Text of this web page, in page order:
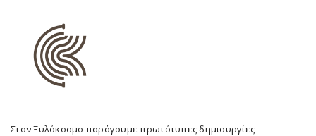
Στον Ξυλόκοσμο παράγουμε πρωτότυπες δημιουργίες